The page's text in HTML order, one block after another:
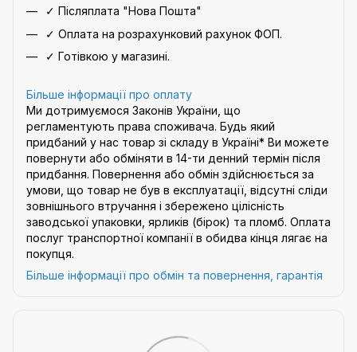
✓ Післяплата "Нова Пошта"
✓ Оплата на розрахунковий рахунок ФОП.
✓ Готівкою у магазині.
Більше інформації про оплату
Ми дотримуємося Законів України, що
регламентують права споживача. Будь який
придбаний у нас товар зі складу в Україні* Ви можете
повернути або обміняти в 14-ти денний термін після
придбання. Повернення або обмін здійснюється за
умови, що товар не був в експлуатації, відсутні сліди
зовнішнього втручання і збережено цілісність
заводської упаковки, ярликів (бірок) та пломб. Оплата
послуг транспортної компанії в обидва кінця лягає на
покупця.
Більше інформації про обмін та повернення, гарантія